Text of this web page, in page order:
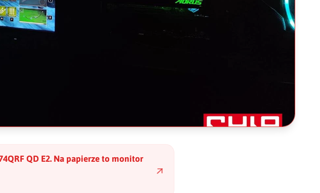
QD E2. Na papierze to monitor